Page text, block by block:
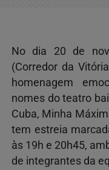
No dia 20 de
(Corredor da
homenagem
nomes do teatro
Cuba, Minha
tem estreia
às 19h e 20h45,
de integrantes da